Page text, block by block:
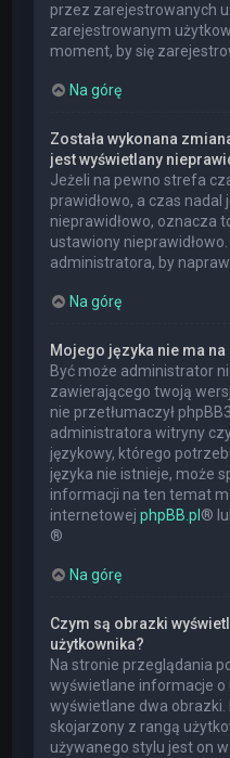
przez zarejestrowanych
zarejestrowanym
moment, by się
Na górę
Została wykonana
jest wyświetlany
Jeżeli na pewno strefa
prawidłowo, a czas
nieprawidłowo, oznacza
ustawiony
administratora, by
Na górę
Mojego języka nie ma na
Być może administrator
zawierającego twoją
nie przetłumaczył
administratora witryny
językowy, którego
języka nie istnieje, może
informacji na ten temat
internetowejphpBB.pl ®
®
Na górę
Czym są obrazki
użytkownika?
Na stronie przeglądania
wyświetlane informacje o
wyświetlane dwa
skojarzony z rangą
używanego stylu jest on